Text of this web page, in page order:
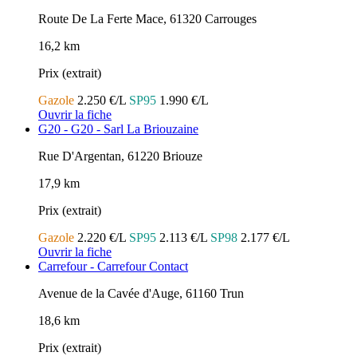
Route De La Ferte Mace, 61320 Carrouges
16,2 km
Prix (extrait)
Gazole 2.250 €/L SP95 1.990 €/L
Ouvrir la fiche
G20 - G20 - Sarl La Briouzaine
Rue D'Argentan, 61220 Briouze
17,9 km
Prix (extrait)
Gazole 2.220 €/L SP95 2.113 €/L SP98 2.177 €/L
Ouvrir la fiche
Carrefour - Carrefour Contact
Avenue de la Cavée d'Auge, 61160 Trun
18,6 km
Prix (extrait)